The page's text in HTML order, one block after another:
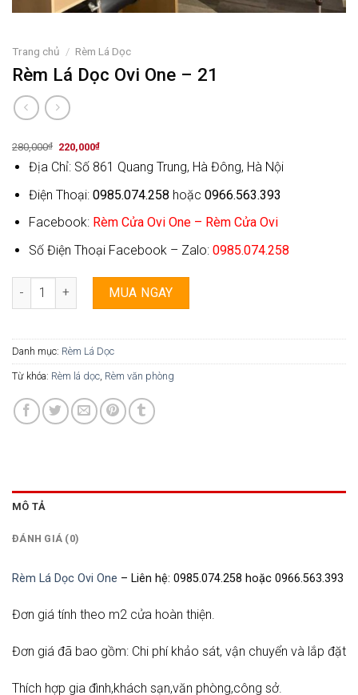
Trang chủ / Rèm Lá Dọc
Rèm Lá Dọc Ovi One – 21
280,000₫
Original
price
was:
220,000₫Current
is:
220,000₫.
Địa Chỉ: Số 861 Quang Trung, Hà Đông, Hà Nội
Điện Thoại: 0985.074.258 hoặc 0966.563.393
Facebook: Rèm Cửa Ovi One – Rèm Cửa Ovi
Số Điện Thoại Facebook – Zalo: 0985.074.258
Rèm Lá Dọc Ovi One - 21 số lượng
MUA NGAY
Danh mục: Rèm Lá Dọc
Từ khóa: Rèm lá dọc Rèm văn phòng
MÔ TẢ
ĐÁNH GIÁ (0)
Rèm Lá Dọc Ovi One – Liên hệ: 0985.074.258 hoặc 0966.563.393
Đơn giá tính theo m2 cửa hoàn thiện.
Đơn giá đã bao gồm: Chi phí khảo sát, vận chuyển và lắp đặt
Thích hợp gia đình,khách sạn,văn phòng,công sở.